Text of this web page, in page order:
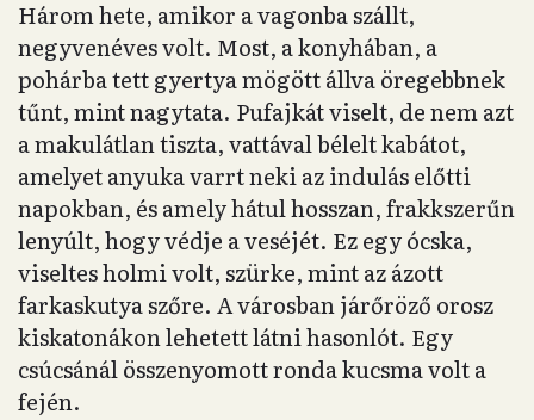
Három hete, amikor a vagonba szállt,
negyvenéves volt. Most, a konyhában, a
pohárba tett gyertya mögött állva öregebbnek
tűnt, mint nagytata. Pufajkát viselt, de nem azt
a makulátlan tiszta, vattával bélelt kabátot,
amelyet anyuka varrt neki az indulás előtti
napokban, és amely hátul hosszan, frakkszerűn
lenyúlt, hogy védje a veséjét. Ez egy ócska,
viseltes holmi volt, szürke, mint az ázott
farkaskutya szőre. A városban járőröző orosz
kiskatonákon lehetett látni hasonlót. Egy
csúcsánál összenyomott ronda kucsma volt a
fején.